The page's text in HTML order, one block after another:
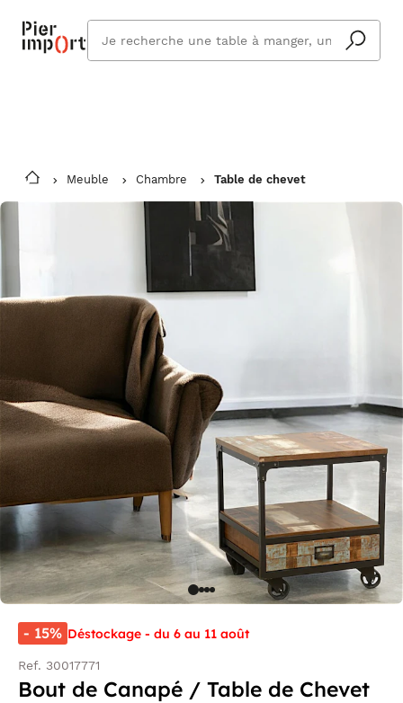
Vous êtes absent ? Pier Import s'adapte
et vous livre à votre retour.
En savoir plus
cherchez
vous ?
Meuble Chambre Table de chevet
- 15% Déstockage - du 6 au 11 août
Ref. 30017771
Bout de Canapé / Table de Chevet